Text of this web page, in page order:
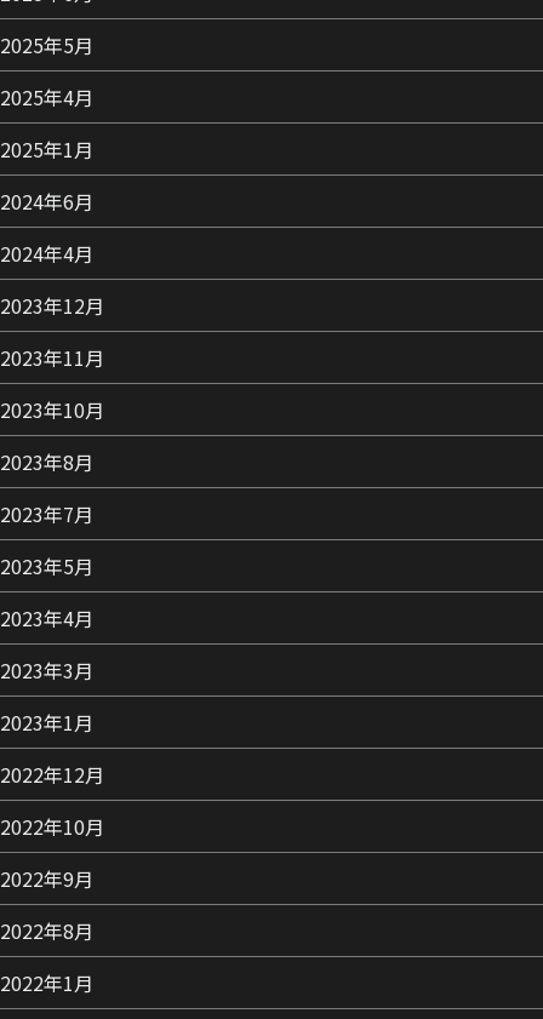
2025年5月
2025年4月
2025年1月
2024年6月
2024年4月
2023年12月
2023年11月
2023年10月
2023年8月
2023年7月
2023年5月
2023年4月
2023年3月
2023年1月
2022年12月
2022年10月
2022年9月
2022年8月
2022年1月